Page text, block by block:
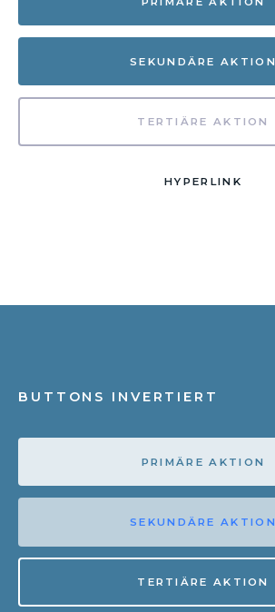
SEKUNDÄRE AKTION
TERTIÄRE AKTION
HYPERLINK
BUTTONS INVERTIERT
PRIMÄRE AKTION
SEKUNDÄRE AKTION
TERTIÄRE AKTION